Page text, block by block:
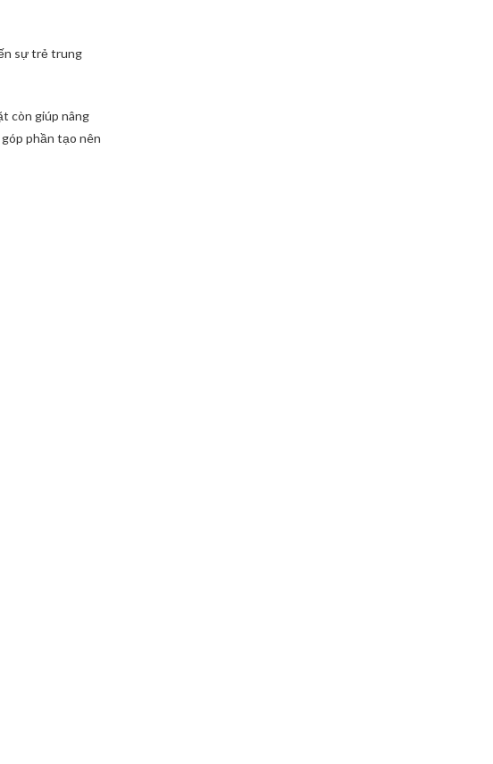
sự trẻ trung
còn giúp nâng
phần tạo nên